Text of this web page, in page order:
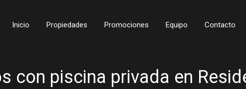
Inicio Propiedades Promociones Equipo Contacto
con piscina privada en